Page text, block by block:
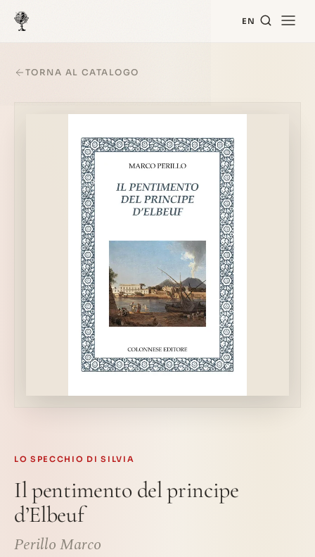
EN
TORNA AL CATALOGO
LO SPECCHIO DI SILVIA
Il pentimento del principe
d’Elbeuf
Perillo Marco